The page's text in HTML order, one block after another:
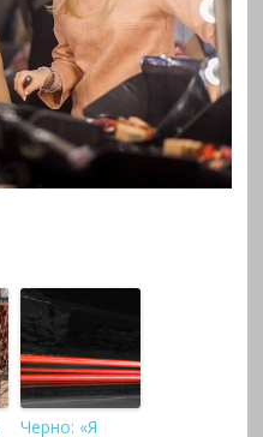
Черно: «Я